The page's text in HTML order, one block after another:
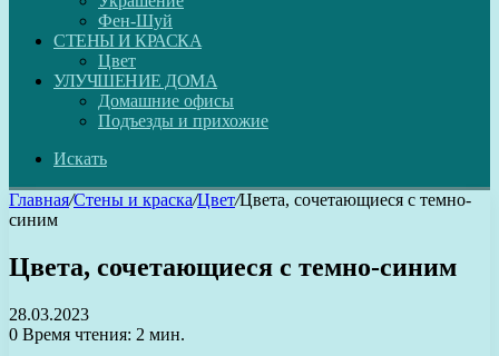
Фен-Шуй
СТЕНЫ И КРАСКА
Цвет
УЛУЧШЕНИЕ ДОМА
Домашние офисы
Подъезды и прихожие
Искать
Главная/Стены и краска/Цвет/Цвета, сочетающиеся с темно-
синим
Цвета, сочетающиеся с темно-синим
28.03.2023
0 Время чтения: 2 мин.